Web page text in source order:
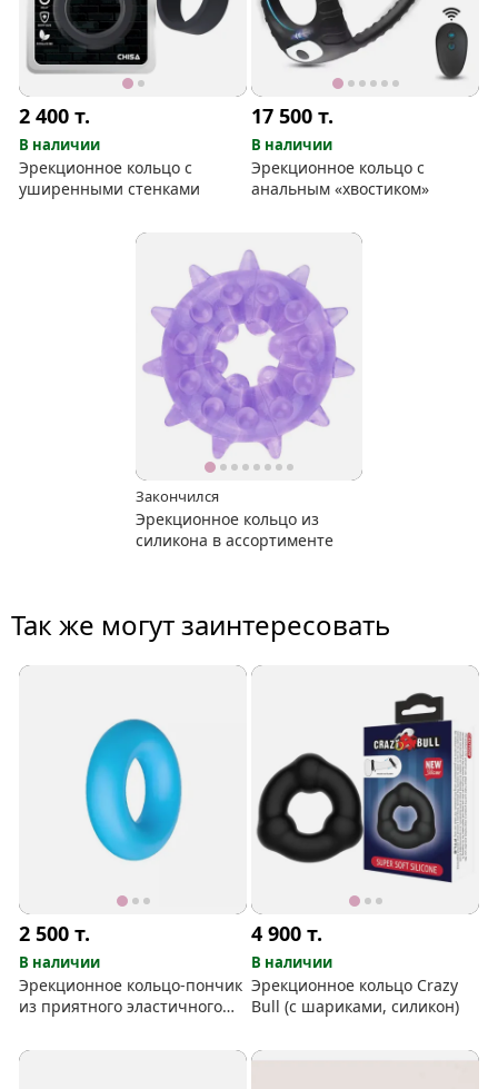
2 400т.
В наличии
Эрекционное кольцо с
уширенными стенками
17 500т.
В наличии
Эрекционное кольцо с
анальным «хвостиком»
Закончился
Эрекционное кольцо из
силикона в ассортименте
Так же могут заинтересовать
2 500т.
В наличии
Эрекционное кольцо-пончик
из приятного эластичного
4 900т.
В наличии
Эрекционное кольцо Crazy
Bull (с шариками, силикон)